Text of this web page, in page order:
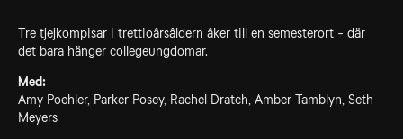
Tre tjejkompisar i trettioårsåldern åker till en semesterort - där
det bara hänger collegeungdomar.
Med:
Amy Poehler, Parker Posey, Rachel Dratch, Amber Tamblyn, Seth
Meyers